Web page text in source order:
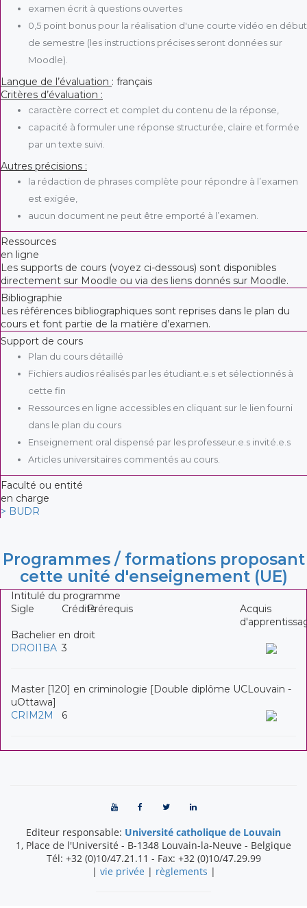
examen écrit à questions ouvertes
0,5 point bonus pour la réalisation d'une courte vidéo en début
de semestre (les instructions précises seront données sur
Moodle).
Langue de l’évaluation : français
Critères d’évaluation :
caractère correct et complet du contenu de la réponse,
capacité à formuler une réponse structurée, claire et formée
par un texte suivi.
Autres précisions :
la rédaction de phrases complète pour répondre à l’examen
est exigée,
aucun document ne peut être emporté à l’examen.
Ressources
en ligne
Les supports de cours (voyez ci-dessous) sont disponibles
directement sur Moodle ou via des liens donnés sur Moodle.
Bibliographie
Les références bibliographiques sont reprises dans le plan du
cours et font partie de la matière d’examen.
Support de cours
Plan du cours détaillé
Fichiers audios réalisés par les étudiant.e.s et sélectionnés à
cette fin
Ressources en ligne accessibles en cliquant sur le lien fourni
dans le plan du cours
Enseignement oral dispensé par les professeur.e.s invité.e.s
Articles universitaires commentés au cours.
Faculté ou entité
en charge
> BUDR
Programmes / formations proposant
cette unité d'enseignement (UE)
Intitulé du programme
Sigle
CréditsPrérequis
Acquis
Bachelier en droit
DROI1BA 3
Master [120] en criminologie [Double diplôme UCLouvain -
uOttawa]
CRIM2M
6
Editeur responsable: Université catholique de Louvain
1, Place de l'Université - B-1348 Louvain-la-Neuve - Belgique
Tél: +32 (0)10/47.21.11 - Fax: +32 (0)10/47.29.99
| vie privée | règlements |